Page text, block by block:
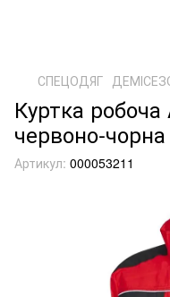
СПЕЦОДЯГ
Куртка
червоно-чорна
Артикул: 000053211